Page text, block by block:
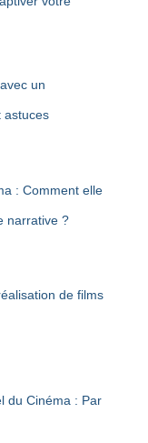
un
astuces
: Comment elle
narrative ?
de films
du Cinéma : Par